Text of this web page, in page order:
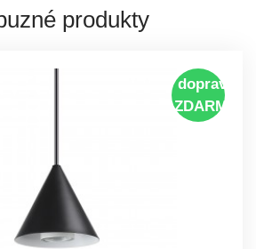
produkty
doprava
ZDARMA